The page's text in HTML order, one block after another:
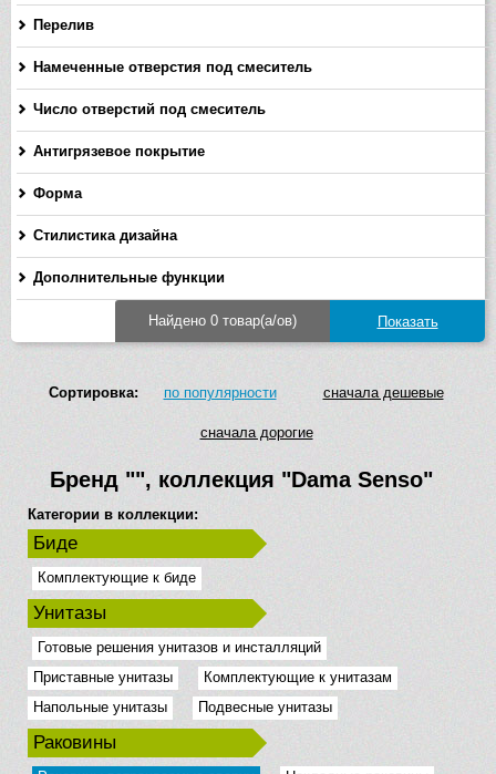
Перелив
Намеченные отверстия под смеситель
Число отверстий под смеситель
Антигрязевое покрытие
Форма
Стилистика дизайна
Дополнительные функции
Найдено 0 товар(а/ов)
Сортировка: по популярности сначала дешевые
сначала дорогие
Бренд "", коллекция "Dama Senso"
Категории в коллекции:
Биде
Комплектующие к биде
Унитазы
Готовые решения унитазов и инсталляций
Приставные унитазы
Комплектующие к унитазам
Напольные унитазы
Подвесные унитазы
Раковины